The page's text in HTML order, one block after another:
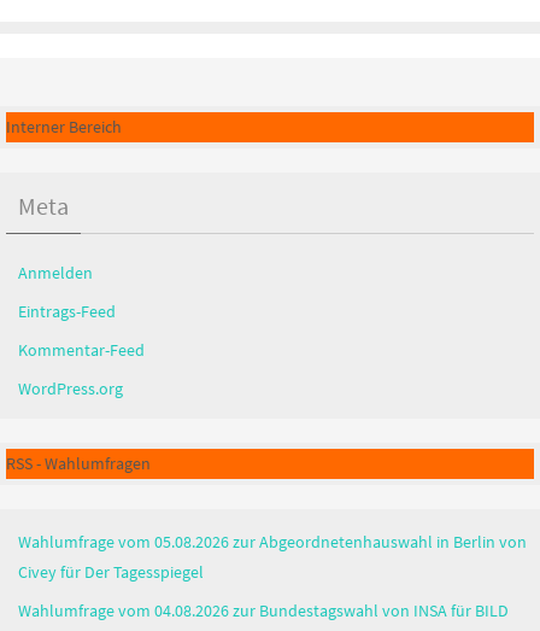
Interner Bereich
Meta
Anmelden
Eintrags-Feed
Kommentar-Feed
WordPress.org
RSS - Wahlumfragen
Wahlumfrage vom 05.08.2026 zur Abgeordnetenhauswahl in Berlin von
Civey für Der Tagesspiegel
Wahlumfrage vom 04.08.2026 zur Bundestagswahl von INSA für BILD